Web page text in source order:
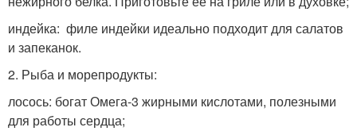
индейка: филе индейки идеально подходит для салатов
и запеканок.
2. Рыба и морепродукты:
лосось: богат Омега-3 жирными кислотами, полезными
для работы сердца;